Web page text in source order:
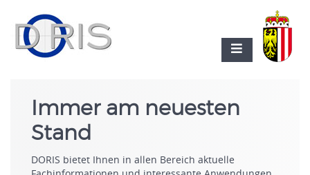
Immer am neuesten
Stand
DORIS bietet Ihnen in allen Bereich aktuelle